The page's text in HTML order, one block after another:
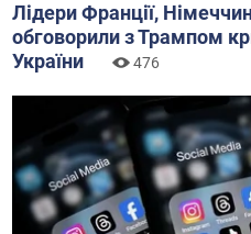
Лідери Франції,
обговорили з Трампом
України
476